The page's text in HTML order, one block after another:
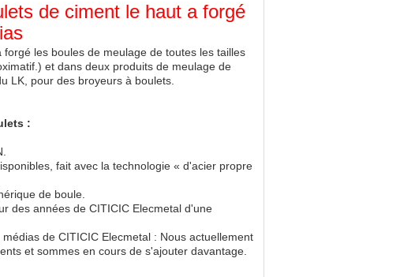
de ciment le haut a forgé
les boules de meulage de toutes les tailles
et dans deux produits de meulage de
LK, pour des broyeurs à boulets.
:
fait avec la technologie « d'acier propre
de boule.
des années de CITICIC Elecmetal d'une
de CITICIC Elecmetal : Nous actuellement
et sommes en cours de s'ajouter davantage.